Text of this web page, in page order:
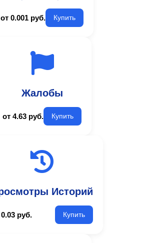
от 0.001 руб. Купить
Жалобы
от 4.63 руб. Купить
Историй
руб. Купить